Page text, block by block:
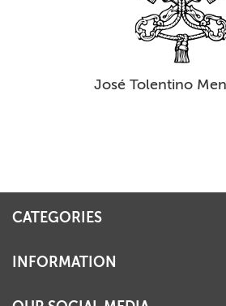
José Tolentino
CATEGORIES
INFORMATION